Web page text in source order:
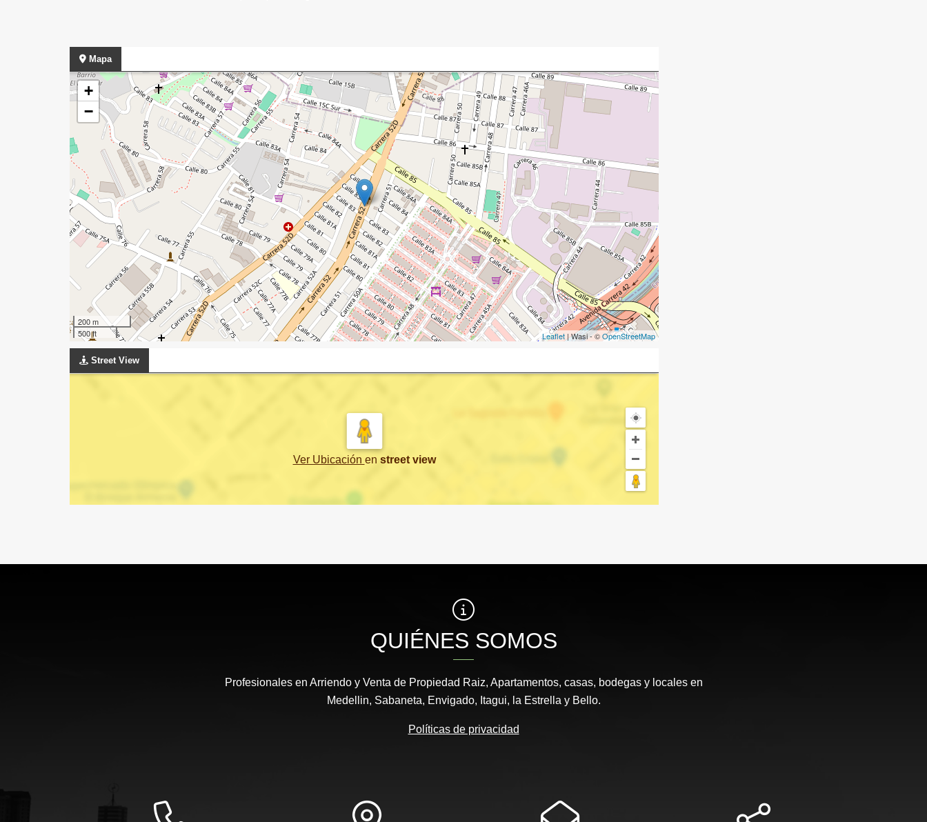
Mapa
+
−
200 m
500 ft
Leaflet | Wasi - ©OpenStreetMap
Street View
Ver Ubicación en street view
QUIÉNES SOMOS
Profesionales en Arriendo y Venta de Propiedad Raiz, Apartamentos, casas, bodegas y locales en
Medellin, Sabaneta, Envigado, Itagui, la Estrella y Bello.
Políticas de privacidad